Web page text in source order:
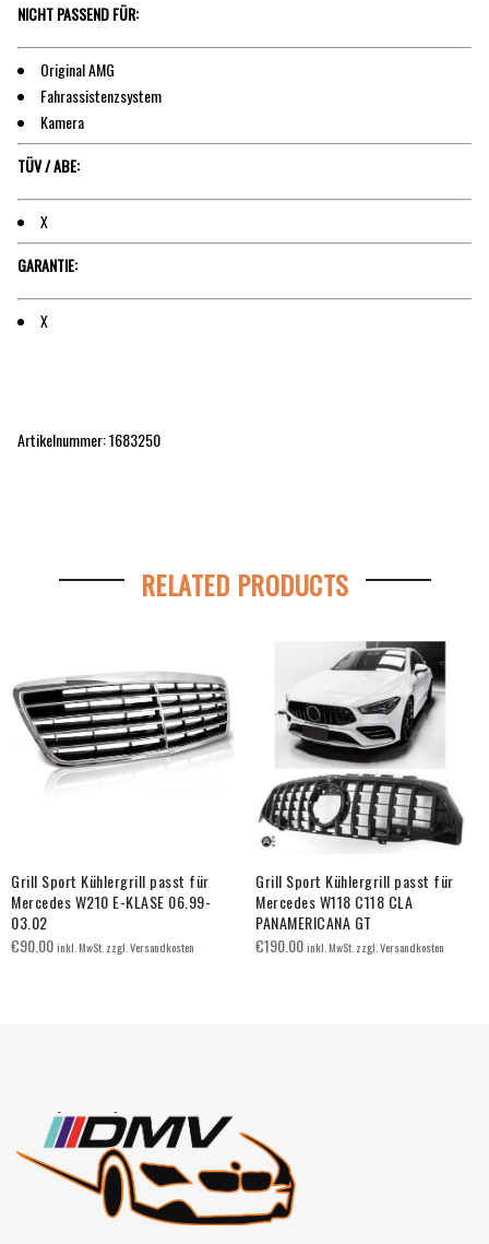
NICHT PASSEND FÜR:
Original AMG
Fahrassistenzsystem
Kamera
TÜV / ABE:
X
GARANTIE:
X
Artikelnummer: 1683250
RELATED PRODUCTS
Grill Sport Kühlergrill passt für
Mercedes W210 E-KLASE 06.99-
03.02
€90.00inkl. MwSt. zzgl. Versandkosten
Grill Sport Kühlergrill passt für
Mercedes W118 C118 CLA
PANAMERICANA GT
€190.00inkl. MwSt. zzgl. Versandkosten